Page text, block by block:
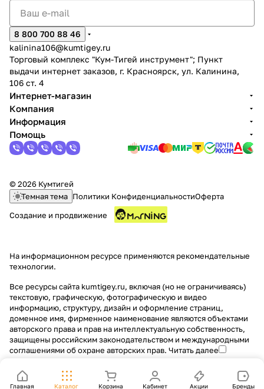
Главная Каталог Корзина Кабинет Акции Бренды
8 800 700 88 46
kalinina106@kumtigey.ru
Торговый комплекс "Кум-Тигей инструмент"; Пункт
выдачи интернет заказов, г. Красноярск, ул. Калинина,
106 ст. 4
Интернет-магазин
Компания
Информация
Помощь
© 2026 Кумтигей
Темная тема Политики КонфиденциальностиОферта
Создание и продвижение
На информационном ресурсе применяются рекомендательные
технологии.
Все ресурсы сайта kumtigey.ru, включая (но не ограничиваясь)
текстовую, графическую, фотографическую и видео
информацию, структуру, дизайн и оформление страниц,
доменное имя, фирменное наименование являются объектами
авторского права и прав на интеллектуальную собственность,
защищены российским законодательством и международными
соглашениями об охране авторских прав. Читать далее